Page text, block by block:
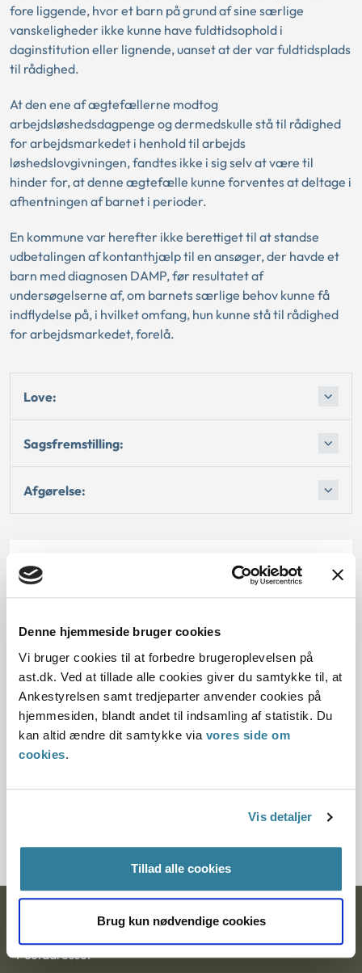
Denne hjemmeside bruger cookies
Vi bruger cookies til at forbedre brugeroplevelsen på
ast.dk. Ved at tillade alle cookies giver du samtykke til, at
Ankestyrelsen samt tredjeparter anvender cookies på
hjemmesiden, blandt andet til indsamling af statistik. Du
kan altid ændre dit samtykke via vores side om
cookies.
Vis detaljer
Tillad alle cookies
Brug kun nødvendige cookies
fore liggende, hvor et barn på grund af sine særlige
vanskeligheder ikke kunne have fuldtidsophold i
daginstitution eller lignende, uanset at der var fuldtidsplads
til rådighed.
At den ene af ægtefællerne modtog
arbejdsløshedsdagpenge og dermedskulle stå til rådighed
for arbejdsmarkedet i henhold til arbejds
løshedslovgivningen, fandtes ikke i sig selv at være til
hinder for, at denne ægtefælle kunne forventes at deltage i
afhentningen af barnet i perioder.
En kommune var herefter ikke berettiget til at standse
udbetalingen af kontanthjælp til en ansøger, der havde et
barn med diagnosen DAMP, før resultatet af
undersøgelserne af, om barnets særlige behov kunne få
indflydelse på, i hvilket omfang, hun kunne stå til rådighed
for arbejdsmarkedet, forelå.
Love:
Sagsfremstilling:
Afgørelse:
Dato for underskrift
Offentliggørelsesdato
11.07.2013
Paragraf
§ 13 § 40
Journalnummer
Ankestyrelsen
Postadresse: